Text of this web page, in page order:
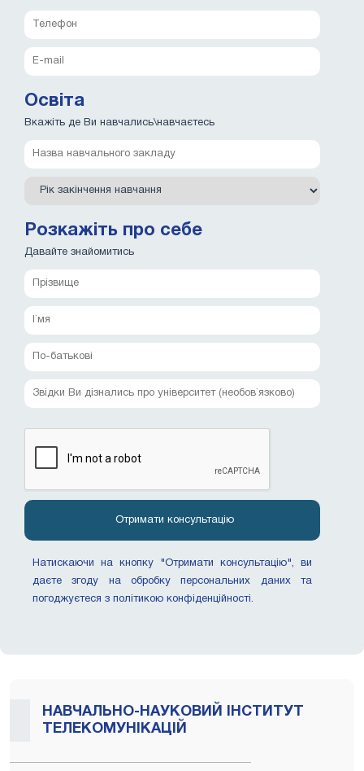
Освіта
Вкажіть де Ви навчались\навчаєтесь
Розкажіть про себе
Давайте знайомитись
Натискаючи на кнопку "Отримати консультацію", ви
даєте згоду на обробку персональних даних та
погоджуєтеся з політикою конфіденційності.
НАВЧАЛЬНО-НАУКОВИЙ ІНСТИТУТ
ТЕЛЕКОМУНІКАЦІЙ